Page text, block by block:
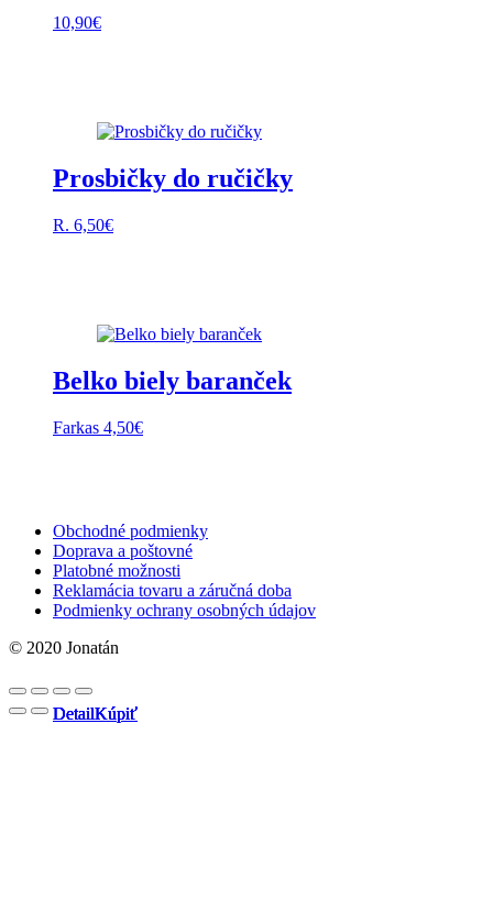
DetailKúpiť
10,90€
DetailKúpiť
Prosbičky do ručičky
R. 6,50€
DetailKúpiť
Belko biely baranček
Farkas 4,50€
DetailKúpiť
Obchodné podmienky
Doprava a poštovné
Platobné možnosti
Reklamácia tovaru a záručná doba
Podmienky ochrany osobných údajov
© 2020 Jonatán